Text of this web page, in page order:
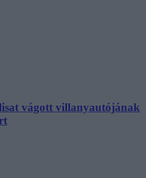
vágott villanyautójának